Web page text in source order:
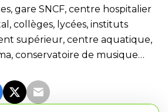
gare SNCF, centre hospitalier
collèges, lycées, instituts
supérieur, centre aquatique,
conservatoire de musique…